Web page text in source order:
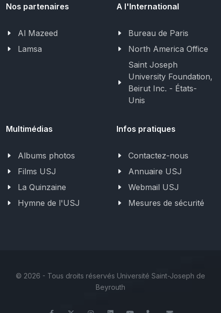
Nos partenaires
Al Mazeed
Lamsa
A l'International
Bureau de Paris
North America Office
Saint Joseph
University Foundation,
Beirut Inc. - États-
Unis
Multimédias
Albums photos
Films USJ
La Quinzaine
Hymne de l'USJ
Infos pratiques
Contactez-nous
Annuaire USJ
Webmail USJ
Mesures de sécurité
© 2026 - Tous droits réservés Université Saint-Joseph de
Beyrouth